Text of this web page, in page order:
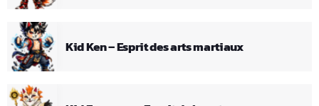
Kid Ken – Esprit des arts martiaux